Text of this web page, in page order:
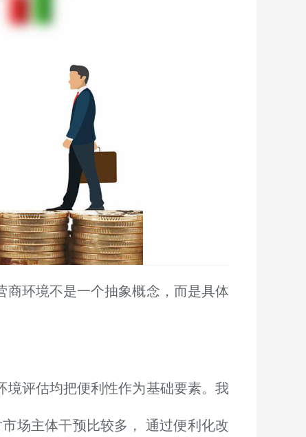
环境不是一个抽象概念，而是具体
评估均把便利性作为基础要素。我
场主体干预比较多， 通过便利化改